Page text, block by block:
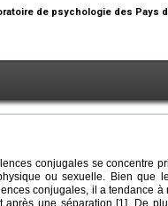
de psychologie des Pays
conjugales se concentre
ou sexuelle. Bien que
conjugales, il a tendance
une séparation [1]. De